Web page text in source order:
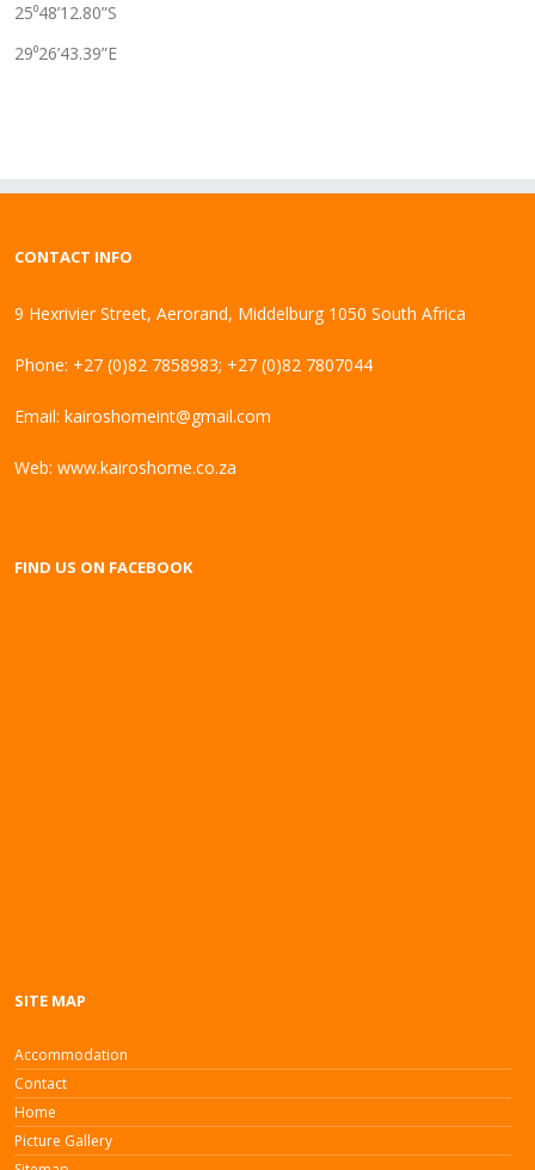
25⁰48’12.80”S
29⁰26’43.39”E
CONTACT INFO
9 Hexrivier Street, Aerorand, Middelburg 1050 South Africa
Phone: +27 (0)82 7858983; +27 (0)82 7807044
Email: kairoshomeint@gmail.com
Web: www.kairoshome.co.za
FIND US ON FACEBOOK
SITE MAP
Accommodation
Contact
Home
Picture Gallery